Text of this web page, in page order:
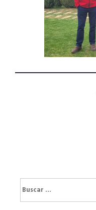
Buscar: